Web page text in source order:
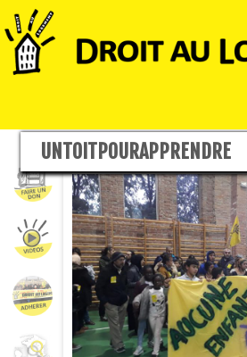
UNTOITPOURAPPRENDRE